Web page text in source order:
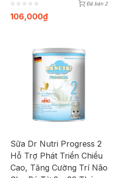
Đã bán 2
106,000₫
Sữa Dr Nutri Progress 2
Hỗ Trợ Phát Triển Chiều
Cao, Tăng Cường Trí Não